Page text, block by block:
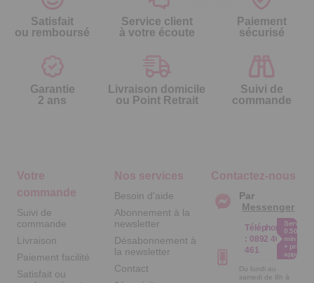
Satisfait
ou remboursé
Service client
à votre écoute
Paiement
sécurisé
Garantie
2 ans
Livraison domicile
ou Point Retrait
Suivi de
commande
Votre
commande
Suivi de
commande
Livraison
Paiement facilité
Satisfait ou
Nos services
Besoin d'aide
Abonnement à la
newsletter
Désabonnement à
la newsletter
Contact
Contactez-nous
Par
Messenger
Téléphone
: 0892 461
461
Service
0.50€ /
min
+ prix
appel
Du lundi au
samedi de 8h à